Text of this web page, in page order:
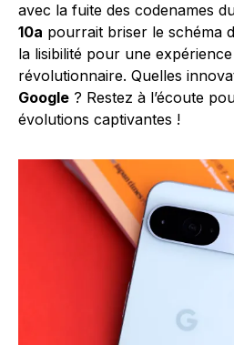
avec la fuite des codenames
10a pourrait briser le schéma
la lisibilité pour une
révolutionnaire. Quelles
Google ? Restez à l’écoute
évolutions captivantes !